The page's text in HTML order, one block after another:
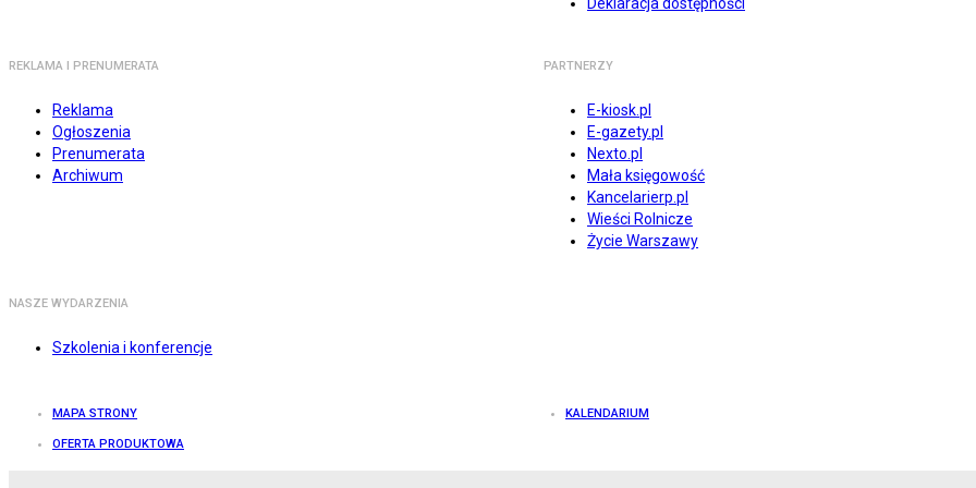
REKLAMA I PRENUMERATA
Reklama
Ogłoszenia
Prenumerata
Archiwum
PARTNERZY
E-kiosk.pl
E-gazety.pl
Nexto.pl
Mała księgowość
Kancelarierp.pl
Wieści Rolnicze
Życie Warszawy
NASZE WYDARZENIA
Szkolenia i konferencje
MAPA STRONY KALENDARIUM
OFERTA PRODUKTOWA